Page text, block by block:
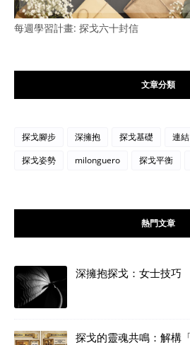
每週學習計畫: 探戈六十封信
文章分類
探戈腳步 深擁抱 探戈基礎 連結
探戈姿勢
milonguero 探戈平衡
熱門文章
深擁抱探戈：女士技巧
探戈的靈魂共鳴：解構